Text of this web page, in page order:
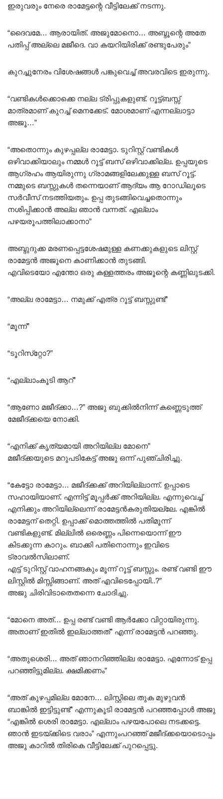
ഇരുവരും നേരെ രാമേട്ടന്റെ വീട്ടിലേക്ക് നടന്നു.
“ദൈവമേ… ആരായിത്. അജുമോനൊ… അബ്ദൂന്റെ അതേ
പതിപ്പ് അല്ലെ മജീദെ. വാ കയറിയിരിക്ക് രണ്ടുപേരും”
കുറച്ചുനേരം വിശേഷങ്ങൾ പങ്കുവെച്ച് അവരവിടെ ഇരുന്നു.
“വണ്ടികൾക്കൊക്കെ നല്ല ട്രിപ്പുകളുണ്ട്. റൂട്ട്ബസ്സ്
മാത്രമാണ് കുറച്ച് മെനക്കേട്. മോശമാണ് എന്നല്ലാട്ടാ
അജൂ…”
“അതൊന്നും കുഴപ്പല്ല രാമേട്ടാ. ടുറിസ്റ്റ് വണ്ടികൾ
ഒഴിവാക്കിയാലും നമ്മൾ റൂട്ട് ബസ് ഒഴിവാക്കില്ല. ഉപ്പയുടെ
ആഗ്രഹം ആയിരുന്നു ഗ്രാമങ്ങളിലേക്കുള്ള ബസ് റൂട്ട്.
നമ്മുടെ ബസ്സുകൾ തന്നെയാണ് ആദ്യം ആ റോഡിലൂടെ
സർവീസ് നടത്തിയതും. ഉപ്പ തുടങ്ങിവെച്ചതൊന്നും
നശിപ്പിക്കാൻ അല്ല ഞാൻ വന്നത്. എല്ലാം
പഴയരൂപത്തിലാക്കാനാ”
അബ്ദുദുക്ക മരണപ്പെട്ടശേഷമുള്ള കണക്കുകളുടെ ലിസ്റ്റ്
രാമേട്ടൻ അജൂനെ കാണിക്കാൻ തുടങ്ങി.
എവിടെയോ എന്തോ ഒരു കള്ളത്തരം അജൂന്റെ കണ്ണിലുടക്കി.
“അല്ല രാമേട്ടാ… നമുക്ക് എത്ര റൂട്ട് ബസ്സുണ്ട്”
“മൂന്ന്”
“ടൂറിസ്‌റ്റോ?”
“എല്ലാംകൂടി ആറ്”
“ആണോ മജീദ്ക്കാ…?” അജു ബുക്കിൽനിന്ന് കണ്ണെടുത്ത്
മേജീദ്ക്കയെ നോക്കി.
“എനിക്ക് കൃത്യമായി അറിയില്ല മോനെ”
മജീദ്ക്കയുടെ മറുപടികേട്ട് അജു ഒന്ന് പുഞ്ചിരിച്ചു.
“കേട്ടോ രാമേട്ടാ… മജീദ്ക്കക്ക് അറിയില്ലാന്ന്. ഉപ്പാടെ
സഹായിയാണ്. എന്നിട്ട് മൂപ്പർക്ക് അറിയില്ല. എന്നുവെച്ച്
എനിക്കും അറിയില്ലെന്ന് രാമേട്ടൻകരുതിയല്ലേ. എങ്കിൽ
രാമേട്ടന് തെറ്റി. ഉപ്പാക്ക് മൊത്തത്തിൽ പതിമൂന്ന്
വണ്ടികളുണ്ട്. മില്ലിൽ ഒരെണ്ണം പിന്നെയൊന്ന് ഈ
കിടക്കുന്ന കാറും. ബാക്കി പതിനൊന്നും ഇവിടെ
ട്രാവൽസിലാണ്.
എട്ട് ടുറിസ്റ്റ് വാഹനങ്ങകും മൂന്ന് റൂട്ട് ബസ്സും. രണ്ട് വണ്ടി ഈ
ലിസ്റ്റിൽ മിസ്സിങ്ങാണ്. അത് എവിടെപ്പോയി..?”
അജു ചിരിവിടാതെതന്നെ ചോദിച്ചു.
“മോനെ അത്… ഉപ്പ രണ്ട് വണ്ടി ആർക്കോ വിറ്റായിരുന്നു.
അതാണ് ഇതിൽ ഇല്ലാത്തത്” എന്ന് രാമേട്ടൻ പറഞ്ഞു.
“അതുശെരി… അത് ഞാനറിഞ്ഞില്ല രാമേട്ടാ. എന്നോട് ഉപ്പ
പറഞ്ഞിട്ടുമില്ല. ക്ഷമിക്കണം”
“അത് കുഴപ്പമില്ല മോനേ… ലിസ്റ്റിലെ തുക മുഴുവൻ
ബാങ്കിൽ ഇട്ടിട്ടുണ്ട്” എന്നുകൂടി രാമേട്ടൻ പറഞ്ഞപ്പോൾ അജു
“എങ്കിൽ ശെരി രാമേട്ടാ. എല്ലാം പഴയപോലെ നടക്കട്ടെ.
ഞാൻ ഇടയ്ക്കിടെ വരാം” എന്നുംപറഞ്ഞ് മജീദ്ക്കയൊടൊപ്പം
അജു കാറിൽ തിരികെ വീട്ടിലേക്ക് പുറപ്പെട്ടു.